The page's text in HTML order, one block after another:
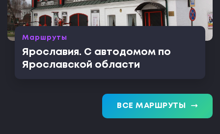
Маршруты
Ярославия. С автодомом по
Ярославской области
ВСЕ МАРШРУТЫ trending_flat